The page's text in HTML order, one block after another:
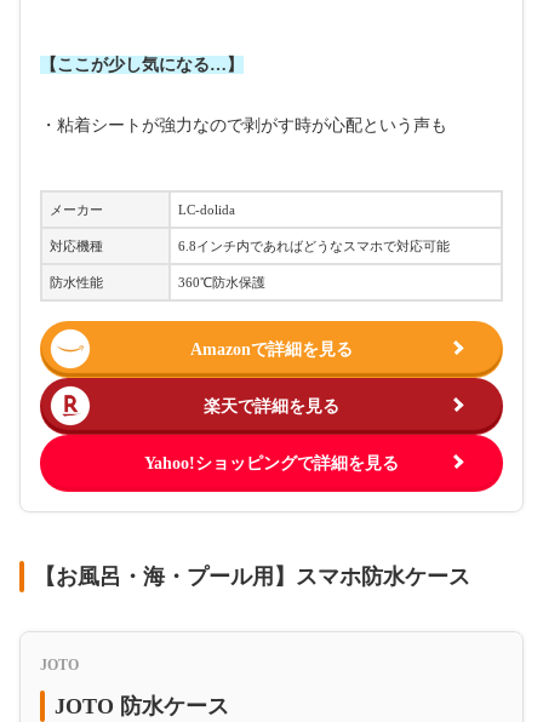
【ここが少し気になる…】
・粘着シートが強力なので剥がす時が心配という声も
メーカー LC-dolida
対応機種 6.8インチ内であればどうなスマホで対応可能
防水性能 360℃防水保護
Amazonで詳細を見る
楽天で詳細を見る
Yahoo!ショッピングで詳細を見る
【お風呂・海・プール用】スマホ防水ケース
JOTO
JOTO 防水ケース